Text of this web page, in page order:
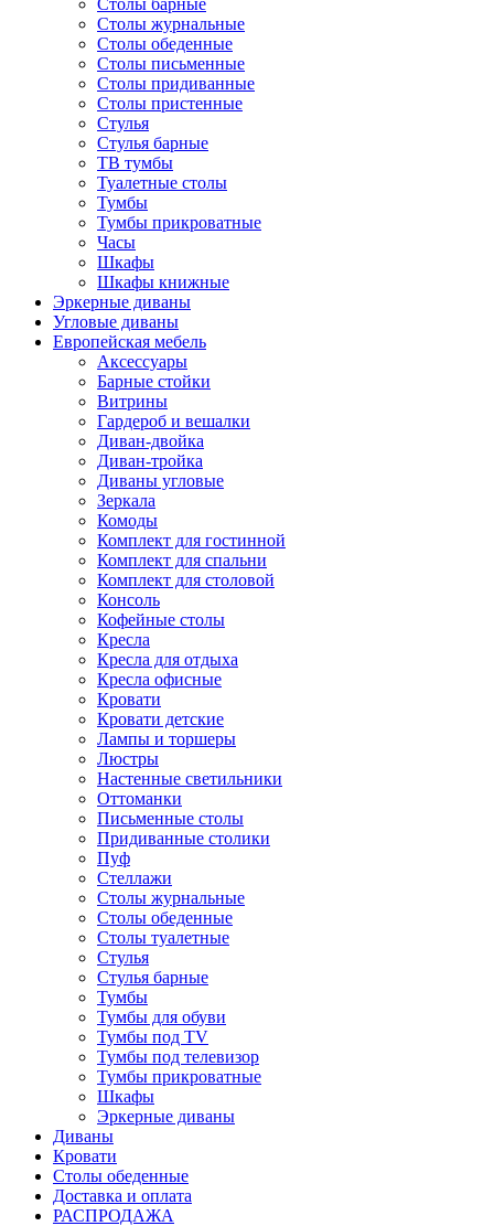
Столы барные
Столы журнальные
Столы обеденные
Столы письменные
Столы придиванные
Столы пристенные
Стулья
Стулья барные
ТВ тумбы
Туалетные столы
Тумбы
Тумбы прикроватные
Часы
Шкафы
Шкафы книжные
Эркерные диваны
Угловые диваны
Европейская мебель
Аксессуары
Барные стойки
Витрины
Гардероб и вешалки
Диван-двойка
Диван-тройка
Диваны угловые
Зеркала
Комоды
Комплект для гостинной
Комплект для спальни
Комплект для столовой
Консоль
Кофейные столы
Кресла
Кресла для отдыха
Кресла офисные
Кровати
Кровати детские
Лампы и торшеры
Люстры
Настенные светильники
Оттоманки
Письменные столы
Придиванные столики
Пуф
Стеллажи
Столы журнальные
Столы обеденные
Столы туалетные
Стулья
Стулья барные
Тумбы
Тумбы для обуви
Тумбы под TV
Тумбы под телевизор
Тумбы прикроватные
Шкафы
Эркерные диваны
Диваны
Кровати
Столы обеденные
Доставка и оплата
РАСПРОДАЖА